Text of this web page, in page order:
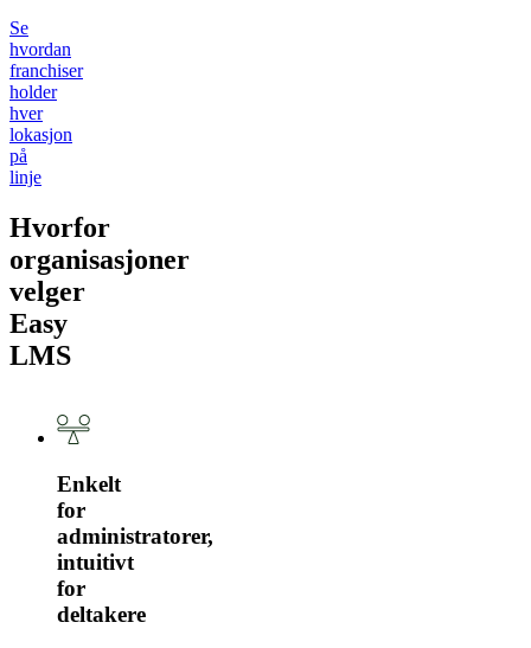
Se
hvordan
franchiser
holder
hver
lokasjon
på
linje
Hvorfor
organisasjoner
velger
Easy
LMS
Enkelt
for
administratorer,
intuitivt
for
deltakere